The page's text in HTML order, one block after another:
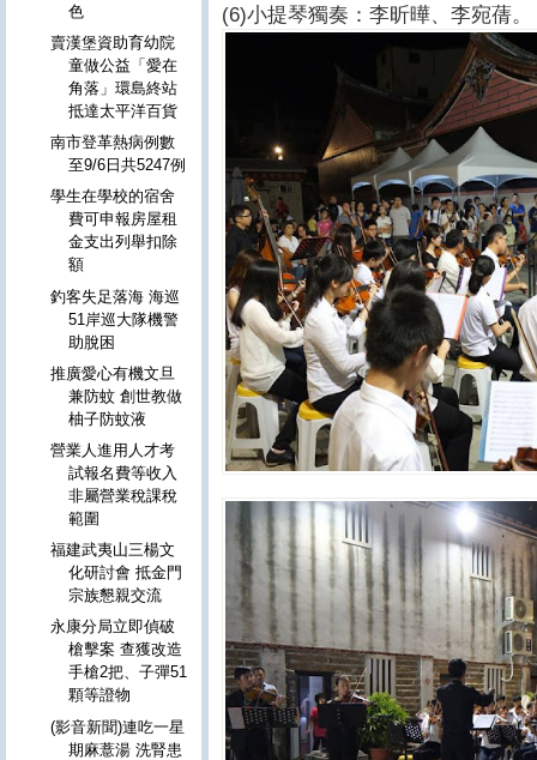
(6)小提琴獨奏：李昕曄、李宛蒨。
色
賣漢堡資助育幼院
童做公益「愛在
角落」環島終站
抵達太平洋百貨
南市登革熱病例數
至9/6日共5247例
學生在學校的宿舍
費可申報房屋租
金支出列舉扣除
額
釣客失足落海 海巡
51岸巡大隊機警
助脫困
推廣愛心有機文旦
兼防蚊 創世教做
柚子防蚊液
營業人進用人才考
試報名費等收入
非屬營業稅課稅
範圍
福建武夷山三楊文
化研討會 抵金門
宗族懇親交流
永康分局立即偵破
槍擊案 查獲改造
手槍2把、子彈51
顆等證物
(影音新聞)連吃一星
期麻薏湯 洗腎患